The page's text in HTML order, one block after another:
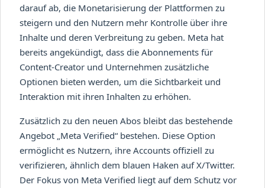
darauf ab, die Monetarisierung der Plattformen zu
steigern und den Nutzern mehr Kontrolle über ihre
Inhalte und deren Verbreitung zu geben. Meta hat
bereits angekündigt, dass die Abonnements für
Content-Creator und Unternehmen zusätzliche
Optionen bieten werden, um die Sichtbarkeit und
Interaktion mit ihren Inhalten zu erhöhen.
Zusätzlich zu den neuen Abos bleibt das bestehende
Angebot „Meta Verified“ bestehen. Diese Option
ermöglicht es Nutzern, ihre Accounts offiziell zu
verifizieren, ähnlich dem blauen Haken auf X/Twitter.
Der Fokus von Meta Verified liegt auf dem Schutz vor